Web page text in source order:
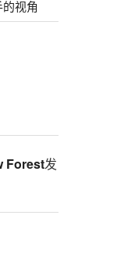
视角
Forest发